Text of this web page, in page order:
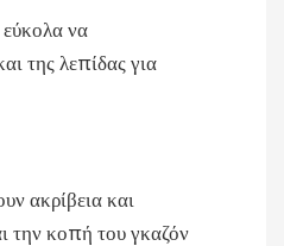
να
της λεπίδας για
ακρίβεια και
την κοπή του γκαζόν